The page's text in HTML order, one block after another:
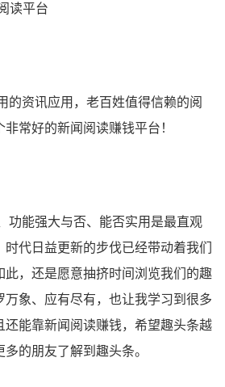
读平台
资讯应用，老百姓值得信赖的阅
常好的新闻阅读赚钱平台！
能强大与否、能否实用是最直观
代日益更新的步伐已经带动着我们
此，还是愿意抽挤时间浏览我们的趣
万象、应有尽有，也让我学习到很多
还能靠新闻阅读赚钱，希望趣头条越
的朋友了解到趣头条。